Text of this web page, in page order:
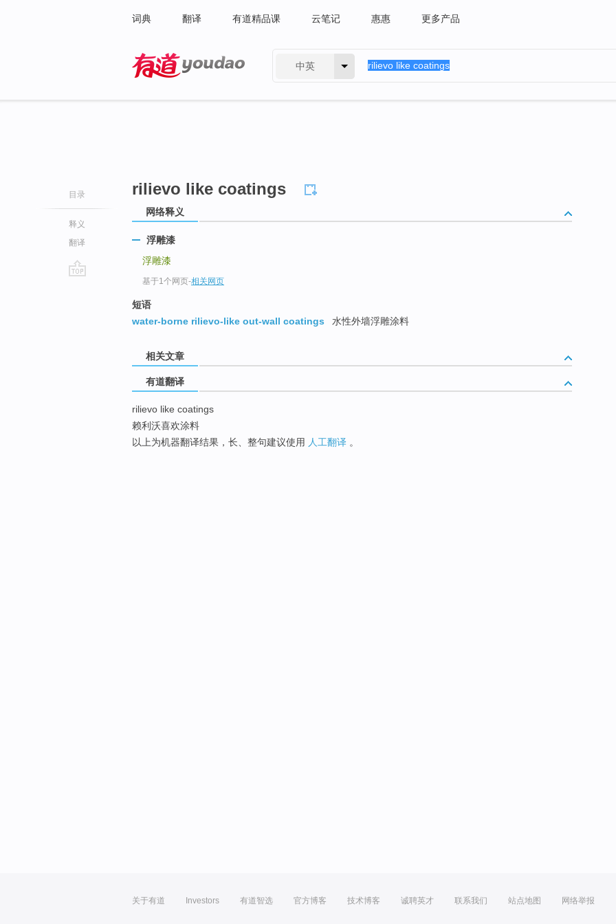
词典 翻译 有道精品课 云笔记 惠惠 更多产品
中英
目录
释义
翻译
rilievo like coatings
网络释义
浮雕漆
浮雕漆
基于1个网页-相关网页
短语
water-borne rilievo-like out-wall coatings
水性外墙浮雕涂料
相关文章
有道翻译
rilievo like coatings
赖利沃喜欢涂料
以上为机器翻译结果，长、整句建议使用 人工翻译 。
关于有道 Investors 有道智选 官方博客 技术博客 诚聘英才 联系我们 站点地图 网络举报